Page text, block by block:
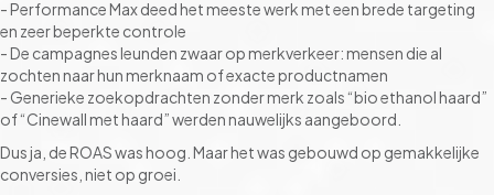
- Performance Max deed het meeste werk met een brede targeting
en zeer beperkte controle
- De campagnes leunden zwaar op merkverkeer: mensen die al
zochten naar hun merknaam of exacte productnamen
- Generieke zoekopdrachten zonder merk zoals “bio ethanol haard”
of “Cinewall met haard” werden nauwelijks aangeboord.
Dus ja, de ROAS was hoog. Maar het was gebouwd op gemakkelijke
conversies, niet op groei.